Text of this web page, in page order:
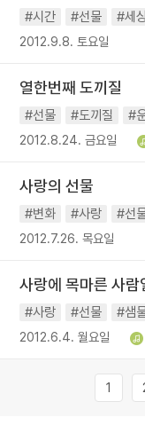
#시간 #선물 #세
2012.9.8. 토요일
열한번째 도끼질
#선물 #도끼질 #
2012.8.24. 금요일
사랑의 선물
#변화 #사랑 #선
2012.7.26. 목요일
사랑에 목마른 사람
#사랑 #선물 #샘
2012.6.4. 월요일
1